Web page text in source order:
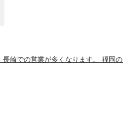
崎での営業が多くなります。 福岡